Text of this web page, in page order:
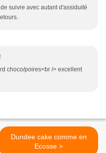
suivre avec autant d'assiduité
choco/poires<br /> excellent
Dundee cake comme en
Ecosse >